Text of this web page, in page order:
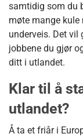
samtidig som du
møte mange
underveis. Det
jobbene du gjør
ditt i utlandet.
Klar til å
utlandet?
Å ta et friår i